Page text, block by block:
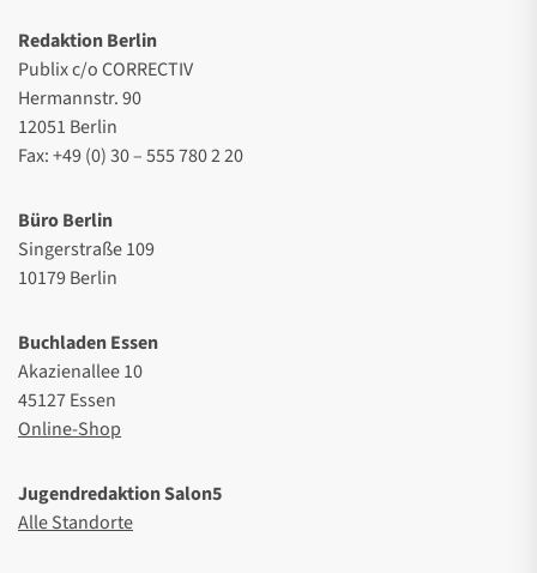
Redaktion Berlin
Publix c/o CORRECTIV
Hermannstr. 90
12051 Berlin
Fax: +49 (0) 30 – 555 780 2 20
Büro Berlin
Singerstraße 109
10179 Berlin
Buchladen Essen
Akazienallee 10
45127 Essen
Online-Shop
Jugendredaktion Salon5
Alle Standorte